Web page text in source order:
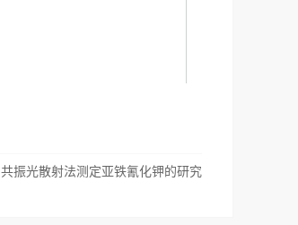
共振光散射法测定亚铁氰化钾的研究